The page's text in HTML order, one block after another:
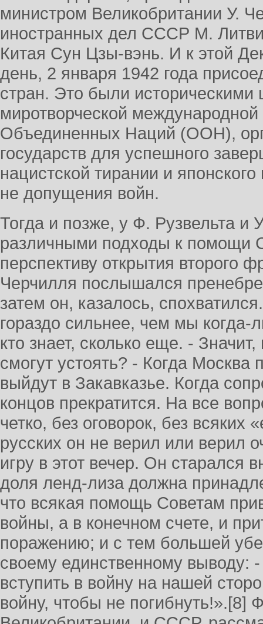
министром Великобритании У.
иностранных дел СССР М.
Китая Сун Цзы-вэнь. И к этой
день, 2 января 1942 года
стран. Это были историческими
миротворческой
Объединенных Наций (ООН),
государств для успешного
нацистской тирании и
не допущения войн.
Тогда и позже, у Ф. Рузвельта и
различными подходы к помощи
перспективу открытия второго
Черчилля послышался
затем он, казалось,
гораздо сильнее, чем мы
кто знает, сколько еще. -
смогут устоять? - Когда Москва
выйдут в Закавказье. Когда
концов прекратится. На все
четко, без оговорок, без всяких
русских он не верил или верил
игру в этот вечер. Он старался
доля ленд-лиза должна
что всякая помощь Советам
войны, а в конечном счете, и
поражению; и с тем большей
своему единственному
вступить в войну на нашей
войну, чтобы не погибнуть!».[8]